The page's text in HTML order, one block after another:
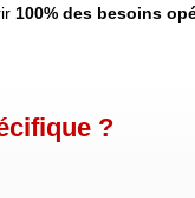
100% des besoins
?